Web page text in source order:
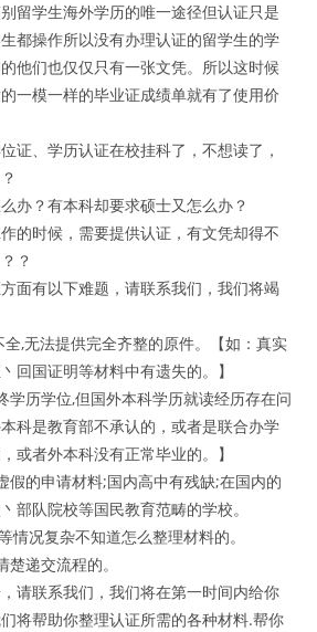
留学生海外学历的唯一途径但认证只是
都操作所以没有办理认证的留学生的学
他们也仅仅只有一张文凭。所以这时候
一模一样的毕业证成绩单就有了使用价
证、学历认证在校挂科了，不想读了，
办？有本科却要求硕士又怎么办？
的时候，需要提供认证，有文凭却得不
？
面有以下难题，请联系我们，我们将竭
,无法提供完全齐整的原件。【如：真实
回国证明等材料中有遗失的。】
学历学位,但国外本科学历就读经历存在问
科是教育部不承认的，或者是联合办学
或者外本科没有正常毕业的。】
假的申请材料;国内高中有残缺;在国内的
部队院校等国民教育范畴的学校。
情况复杂不知道怎么整理材料的。
递交流程的。
请联系我们，我们将在第一时间内给你
将帮助你整理认证所需的各种材料.帮你